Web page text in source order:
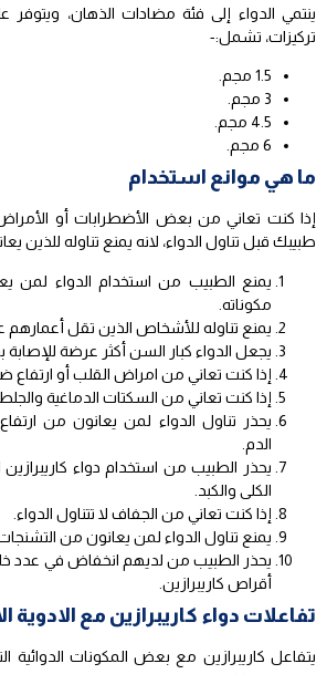
ينتمي الدواء إلى فئة مضادات الذهان،
تركيزات، تشمل:-
1.5 مجم.
3 مجم.
4.5 مجم.
6 مجم.
ما هي موانع استخدام
إذا كنت تعاني من بعض الأضطرابات أو
طبيبك قبل تناول الدواء، لانه يمنع تناوله للذين
يمنع الطبيب من استخدام الدواء لمن
مكوناته.
يمنع تناوله للأشخاص الذين تقل أعمارهم عن 18
يجعل الدواء كبار السن أكثر عرضة للإصابة
إذا كنت تعاني من امراض القلب أو ارتفاع
إذا كنت تعاني من السكتات الدماغية
يحذر تناول الدواء لمن يعانون من
الدم.
يحذر الطبيب من استخدام دواء
الكلى والكبد.
إذا كنت تعاني من الجفاف لا تتناول الدواء.
يمنع تناول الدواء لمن يعانون من
يحذر الطبيب من لديهم انخفاض في عدد
أقراص كاريبرازين.
تفاعلات دواء كاريبرازين مع الادوية
يتفاعل كاريبرازين مع بعض المكونات الدوائية